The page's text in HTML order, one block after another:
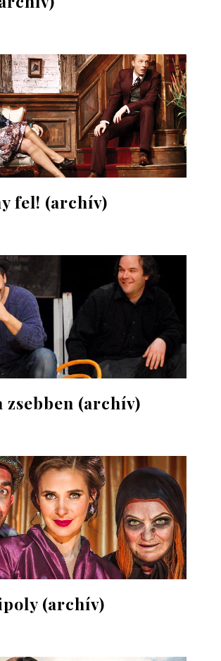
fel! (archív)
zsebben (archív)
(archív)